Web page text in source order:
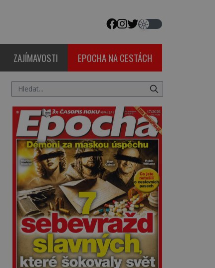
ZAJÍMAVOSTI EPOCHA NA CESTÁCH